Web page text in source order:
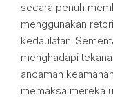
secara penuh
menggunakan
kedaulatan.
menghadapi
ancaman
memaksa mereka